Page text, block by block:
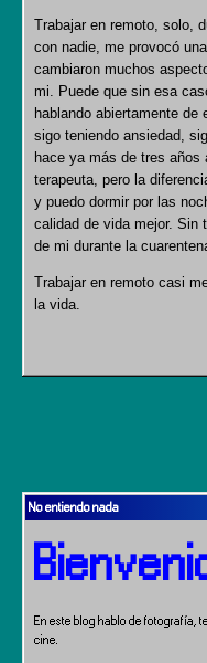
Trabajar en remoto, solo,
con nadie, me provocó
cambiaron muchos
mi. Puede que sin esa
hablando abiertamente de
sigo teniendo ansiedad,
hace ya más de tres años
terapeuta, pero la
y puedo dormir por las
calidad de vida mejor. Sin
de mi durante la
Trabajar en remoto casi
la vida.
No entiendo nada
En este blog hablo de fotografía,
cine.